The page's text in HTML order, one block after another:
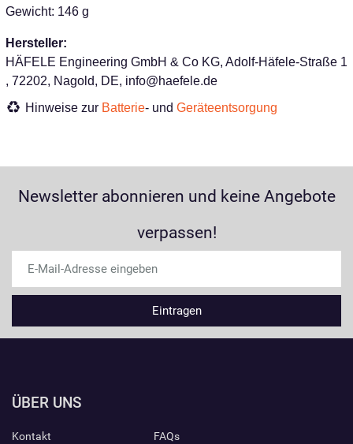
Gewicht: 146 g
Hersteller:
HÄFELE Engineering GmbH & Co KG, Adolf-Häfele-Straße 1
, 72202, Nagold, DE, info@haefele.de
Hinweise zur Batterie- und Geräteentsorgung
Newsletter abonnieren und keine Angebote
verpassen!
ÜBER UNS
Kontakt FAQs